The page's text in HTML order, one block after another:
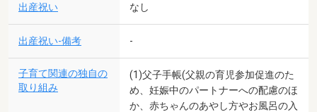
出産祝い なし
出産祝い-備考 -
子育て関連の独自の
取り組み
(1)父子手帳(父親の育児参加促進のた
め、妊娠中のパートナーへの配慮のほ
か、赤ちゃんのあやし方やお風呂の入